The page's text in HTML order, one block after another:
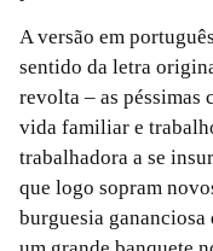
A versão em
sentido da letra
revolta – as péssimas
vida familiar e
trabalhadora a se
que logo sopram
burguesia